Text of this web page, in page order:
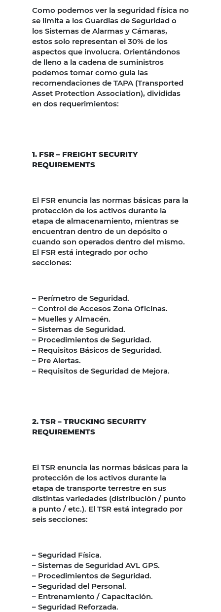
Como podemos ver la seguridad física no
se limita a los Guardias de Seguridad o
los Sistemas de Alarmas y Cámaras,
estos solo representan el 30% de los
aspectos que involucra. Orientándonos
de lleno a la cadena de suministros
podemos tomar como guía las
recomendaciones de TAPA (Transported
Asset Protection Association), divididas
en dos requerimientos:
1. FSR – FREIGHT SECURITY
REQUIREMENTS
El FSR enuncia las normas básicas para la
protección de los activos durante la
etapa de almacenamiento, mientras se
encuentran dentro de un depósito o
cuando son operados dentro del mismo.
El FSR está integrado por ocho
secciones:
– Perímetro de Seguridad.
– Control de Accesos Zona Oficinas.
– Muelles y Almacén.
– Sistemas de Seguridad.
– Procedimientos de Seguridad.
– Requisitos Básicos de Seguridad.
– Pre Alertas.
– Requisitos de Seguridad de Mejora.
2. TSR – TRUCKING SECURITY
REQUIREMENTS
El TSR enuncia las normas básicas para la
protección de los activos durante la
etapa de transporte terrestre en sus
distintas variedades (distribución / punto
a punto / etc.). El TSR está integrado por
seis secciones:
– Seguridad Física.
– Sistemas de Seguridad AVL GPS.
– Procedimientos de Seguridad.
– Seguridad del Personal.
– Entrenamiento / Capacitación.
– Seguridad Reforzada.